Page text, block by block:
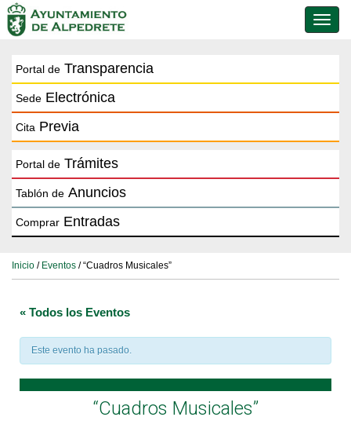
de
Portal de Transparencia
Sede Electrónica
Cita Previa
Portal de Trámites
Tablón de Anuncios
Comprar Entradas
Inicio / Eventos / “Cuadros Musicales”
« Todos los Eventos
Este evento ha pasado.
“Cuadros Musicales”